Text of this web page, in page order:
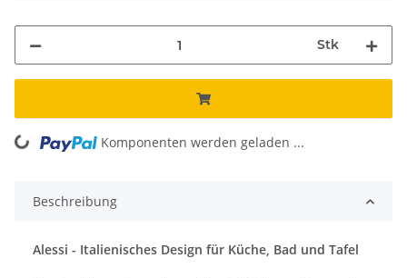
Stk
Komponenten werden geladen ...
Beschreibung
Alessi - Italienisches Design für Küche, Bad und Tafel